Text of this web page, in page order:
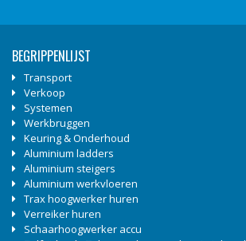
BEGRIPPENLIJST
Transport
Verkoop
Systemen
Werkbruggen
Keuring & Onderhoud
Aluminium ladders
Aluminium steigers
Aluminium werkvloeren
Trax hoogwerker huren
Verreiker huren
Schaarhoogwerker accu